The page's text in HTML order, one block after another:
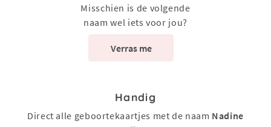
Misschien is de volgende
naam wel iets voor jou?
Verras me
Handig
Direct alle geboortekaartjes met de naam Nadine